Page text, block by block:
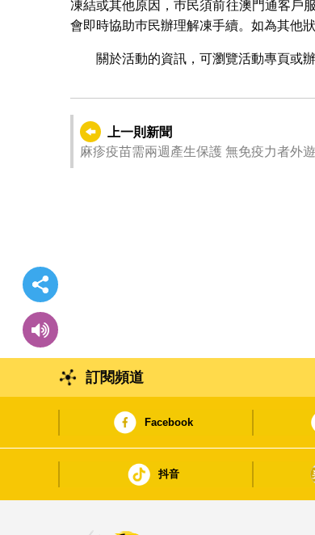
凍結或其他原因，巿民須前往澳門通客戶
會即時協助巿民辦理解凍手續。如為其他
關於活動的資訊，可瀏覽活動專頁或
上一則新聞
麻疹疫苗需兩週產生保護 無
訂閱頻道
Facebook
抖音